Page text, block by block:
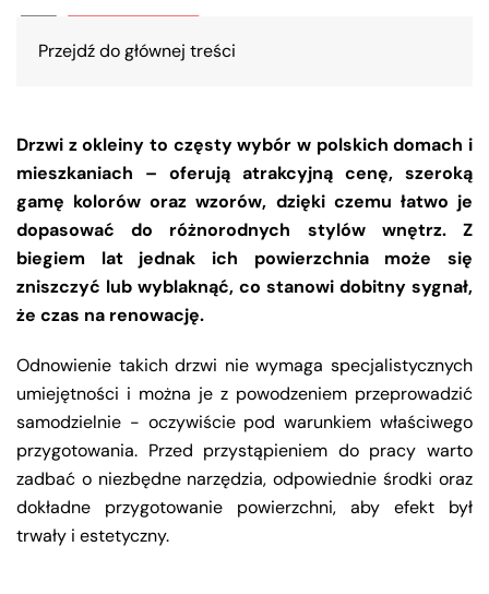
Przejdź do głównej treści
Drzwi z okleiny to częsty wybór w polskich domach i
mieszkaniach – oferują atrakcyjną cenę, szeroką
gamę kolorów oraz wzorów, dzięki czemu łatwo je
dopasować do różnorodnych stylów wnętrz. Z
biegiem lat jednak ich powierzchnia może się
zniszczyć lub wyblaknąć, co stanowi dobitny sygnał,
że czas na renowację.
Odnowienie takich drzwi nie wymaga specjalistycznych
umiejętności i można je z powodzeniem przeprowadzić
samodzielnie - oczywiście pod warunkiem właściwego
przygotowania. Przed przystąpieniem do pracy warto
zadbać o niezbędne narzędzia, odpowiednie środki oraz
dokładne przygotowanie powierzchni, aby efekt był
trwały i estetyczny.